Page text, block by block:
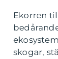
Ekorren
skogar,